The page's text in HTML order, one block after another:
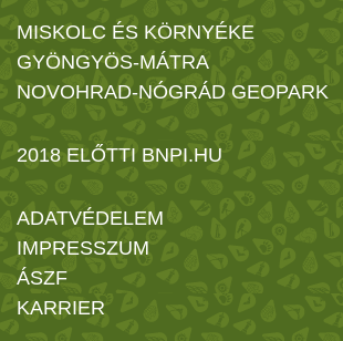
MISKOLC ÉS KÖRNYÉKE
GYÖNGYÖS-MÁTRA
NOVOHRAD-NÓGRÁD GEOPARK
2018 ELŐTTI BNPI.HU
ADATVÉDELEM
IMPRESSZUM
ÁSZF
KARRIER